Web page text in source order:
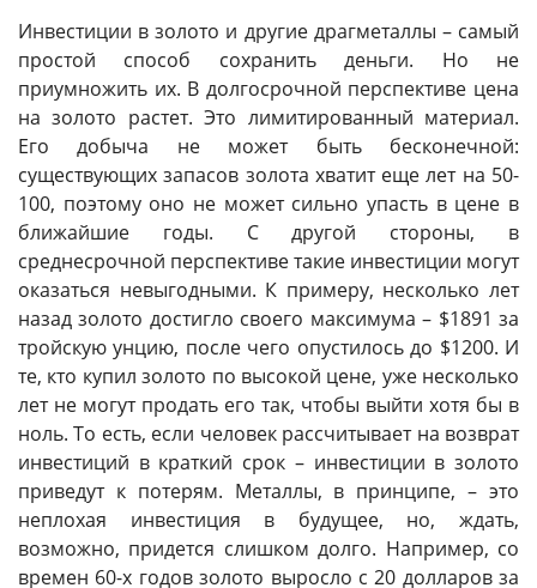
Инвестиции в золото и другие драгметаллы – самый
простой способ сохранить деньги. Но не
приумножить их. В долгосрочной перспективе цена
на золото растет. Это лимитированный материал.
Его добыча не может быть бесконечной:
существующих запасов золота хватит еще лет на 50-
100, поэтому оно не может сильно упасть в цене в
ближайшие годы. С другой стороны, в
среднесрочной перспективе такие инвестиции могут
оказаться невыгодными. К примеру, несколько лет
назад золото достигло своего максимума – $1891 за
тройскую унцию, после чего опустилось до $1200. И
те, кто купил золото по высокой цене, уже несколько
лет не могут продать его так, чтобы выйти хотя бы в
ноль. То есть, если человек рассчитывает на возврат
инвестиций в краткий срок – инвестиции в золото
приведут к потерям. Металлы, в принципе, – это
неплохая инвестиция в будущее, но, ждать,
возможно, придется слишком долго. Например, со
времен 60-х годов золото выросло с 20 долларов за